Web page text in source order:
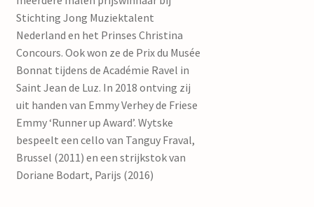
Stichting Jong Muziektalent
Nederland en het Prinses Christina
Concours. Ook won ze de Prix du Musée
Bonnat tijdens de Académie Ravel in
Saint Jean de Luz. In 2018 ontving zij
uit handen van Emmy Verhey de Friese
Emmy ‘Runner up Award’. Wytske
bespeelt een cello van Tanguy Fraval,
Brussel (2011) en een strijkstok van
Doriane Bodart, Parijs (2016)